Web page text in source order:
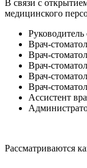
В связи с
медицинского
Врач-
Врач-
Врач-
Врач-
Врач-
Ассистент
Рассматриваются